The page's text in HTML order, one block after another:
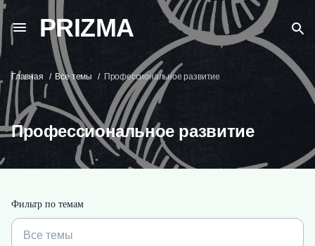
PRIZMA
Главная Все темы Профессиональное развитие
Профессиональное развитие
Фильтр по темам
Все темы